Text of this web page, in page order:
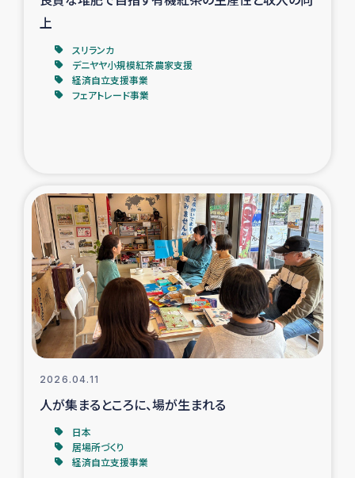
居場所づくり
ガザ空爆被災者への食料支援と農家生産支援
ガザ地区における羊の畜産支援
ガザ地区酪農を通した女性グループの生計支援
ふりかけ普及と食生活改善による栄養改善事業
フェアトレード事業
緊急支援事業
女性の生計向上を通じた子どもの栄養改善事業
上
スリランカ
デニヤヤ小規模紅茶農家支援
経済自立支援事業
フェアトレード事業
2026.04.11
人が集まるところに、場が生まれる
日本
居場所づくり
経済自立支援事業